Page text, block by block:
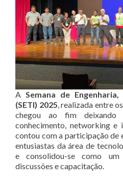
A Semana de
(SETI) 2025, realizada entre
chegou ao fim
conhecimento, networking e
contou com a participação de
entusiastas da área de
e consolidou-se como um
discussões e capacitação.